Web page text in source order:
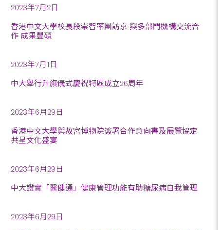
2023年7月2日
香港中文大學校長段崇智率團訪京 與多部門機構交流合
作 成果豐碩
2023年7月1日
中大舉行升旗儀式慶祝特區成立26周年
2023年6月29日
香港中文大學與故宮博物院簽署合作意向書及展覽協定
共呈文化盛宴
2023年6月29日
中大證實「醫健通」健康管理功能有助糖尿病自我管理
2023年6月29日